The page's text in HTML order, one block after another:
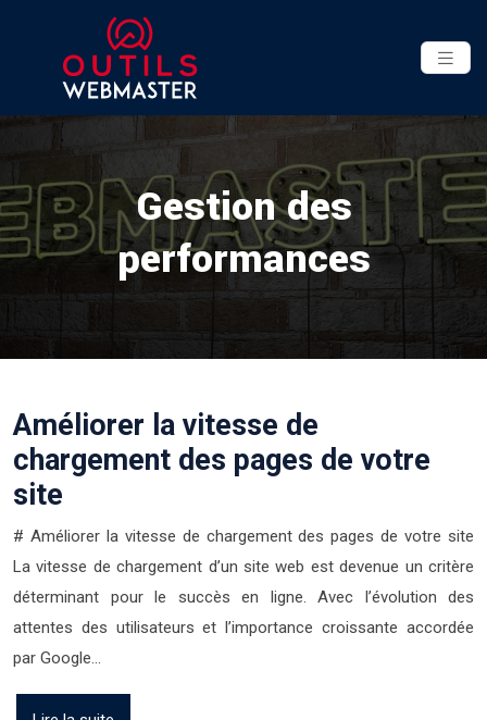
Gestion des
performances
Améliorer la vitesse de
chargement des pages de votre
site
# Améliorer la vitesse de chargement des pages de votre site
La vitesse de chargement d’un site web est devenue un critère
déterminant pour le succès en ligne. Avec l’évolution des
attentes des utilisateurs et l’importance croissante accordée
par Google…